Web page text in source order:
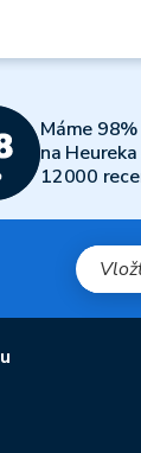
Máme
na
12000